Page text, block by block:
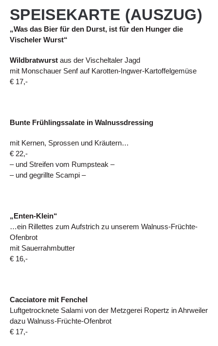
SPEISEKARTE (AUSZUG)
„Was das Bier für den Durst, ist für den Hunger die
Vischeler Wurst“
Wildbratwurst aus der Vischeltaler Jagd
mit Monschauer Senf auf Karotten-Ingwer-Kartoffelgemüse
€ 17,-
Bunte Frühlingssalate in Walnussdressing
mit Kernen, Sprossen und Kräutern…
€ 22,-
– und Streifen vom Rumpsteak –
– und gegrillte Scampi –
„Enten-Klein“
…ein Rillettes zum Aufstrich zu unserem Walnuss-Früchte-
Ofenbrot
mit Sauerrahmbutter
€ 16,-
Cacciatore mit Fenchel
Luftgetrocknete Salami von der Metzgerei Ropertz in Ahrweiler
dazu Walnuss-Früchte-Ofenbrot
€ 17,-